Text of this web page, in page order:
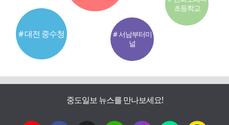
# 대전 중수청
# 서남부터미
널
초등학교
중도일보 뉴스를 만나보세요!